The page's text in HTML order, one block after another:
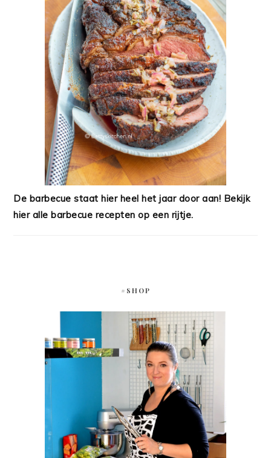
De barbecue staat hier heel het jaar door aan! Bekijk
hier alle barbecue recepten op een rijtje.
#SHOP